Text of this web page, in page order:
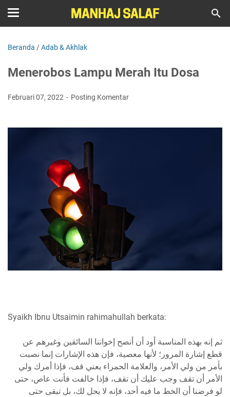
Beranda /Adab & Akhlak
Menerobos Lampu Merah Itu Dosa
Februari 07, 2022 Posting Komentar
Syaikh Ibnu Utsaimin rahimahullah berkata:
ثم إنه بهذه المناسبة أود أن أنصح إخواننا السائقين وغيرهم عن
قطع إشارة المرور؛ لأنها معصية، فإن هذه الإشارات إنما نصبت
بأمر من ولي الأمر، والعلامة الحمراء يعني قف، فإذا أمرك ولي
الأمر أن تقف وجب عليك أن تقف، فإذا خالفت فأنت عاص، حتى
لو فرضنا أن الخط ما فيه أحد، فإنه لا يحل لك، بل تبقى حتى